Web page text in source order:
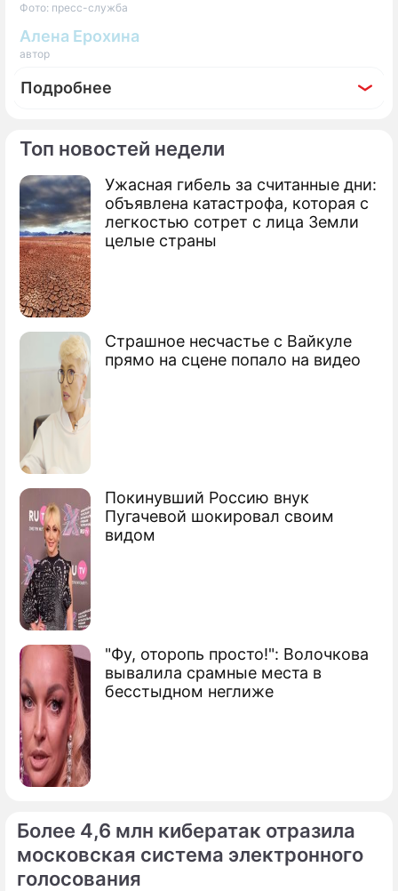
Топ новостей недели
Ужасная гибель за считанные дни:
объявлена катастрофа, которая с
легкостью сотрет с лица Земли
целые страны
Страшное несчастье с Вайкуле
прямо на сцене попало на видео
Покинувший Россию внук
Пугачевой шокировал своим
видом
"Фу, оторопь просто!": Волочкова
вывалила срамные места в
бесстыдном неглиже
Фото: пресс-служба
Алена Ерохина
автор
Подробнее
Более 4,6 млн кибератак отразила
московская система электронного
голосования